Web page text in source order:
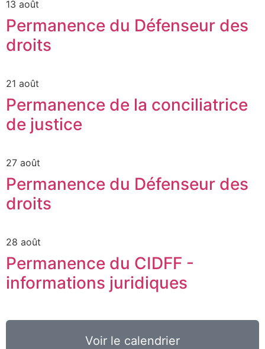
13 août
Permanence du Défenseur des
droits
21 août
Permanence de la conciliatrice
de justice
27 août
Permanence du Défenseur des
droits
28 août
Permanence du CIDFF -
informations juridiques
Voir le calendrier